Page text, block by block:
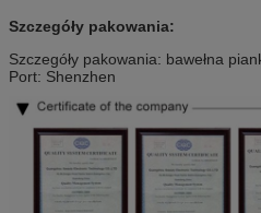
Szczegóły pakowania:
Szczegóły pakowania: bawełna
Port: Shenzhen